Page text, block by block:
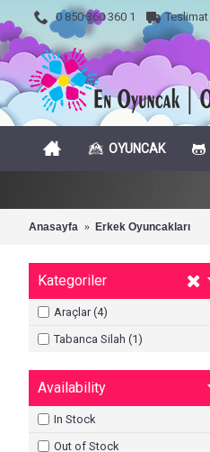
0 850 360 360 1
OYUNCAK
Anasayfa Erkek Oyuncakları
Kategoriler
Araçlar (4)
Tabanca Silah (1)
Availability
In Stock
Out of Stock